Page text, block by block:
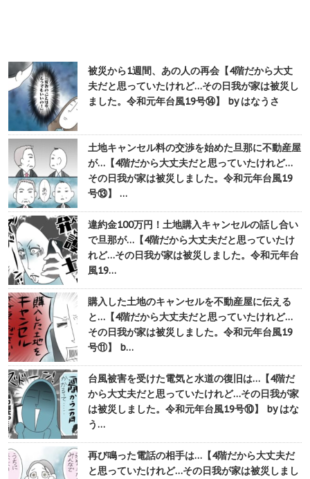
被災から1週間、あの人の再会【4階だから大丈
夫だと思っていたけれど…その日我が家は被災し
ました。令和元年台風19号⑭】 by はなうさ
土地キャンセル料の交渉を始めた旦那に不動産屋
が…【4階だから大丈夫だと思っていたけれど…
その日我が家は被災しました。令和元年台風19
号⑬】 …
違約金100万円！土地購入キャンセルの話し合い
で旦那が…【4階だから大丈夫だと思っていたけ
れど…その日我が家は被災しました。令和元年台
風19…
購入した土地のキャンセルを不動産屋に伝える
と…【4階だから大丈夫だと思っていたけれど…
その日我が家は被災しました。令和元年台風19
号⑪】 b…
台風被害を受けた電気と水道の復旧は…【4階だ
から大丈夫だと思っていたけれど…その日我が家
は被災しました。令和元年台風19号⑩】 by はな
う…
再び鳴った電話の相手は…【4階だから大丈夫だ
と思っていたけれど…その日我が家は被災しまし